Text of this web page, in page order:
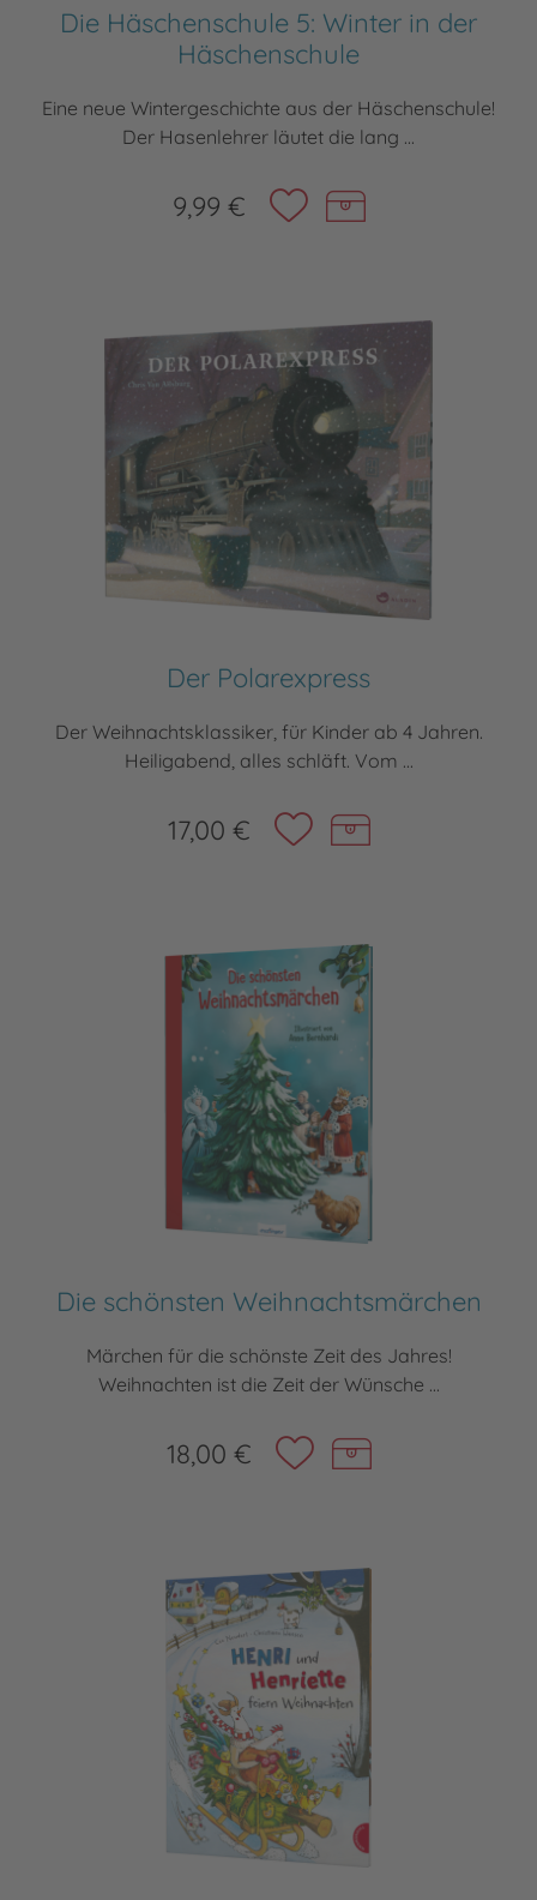
Die Häschenschule 5: Winter in der
Häschenschule
Eine neue Wintergeschichte aus der Häschenschule!
Der Hasenlehrer läutet die lang ...
9,99 €
Der Polarexpress
Der Weihnachtsklassiker, für Kinder ab 4 Jahren.
Heiligabend, alles schläft. Vom ...
17,00 €
Die schönsten Weihnachtsmärchen
Märchen für die schönste Zeit des Jahres!
Weihnachten ist die Zeit der Wünsche ...
18,00 €